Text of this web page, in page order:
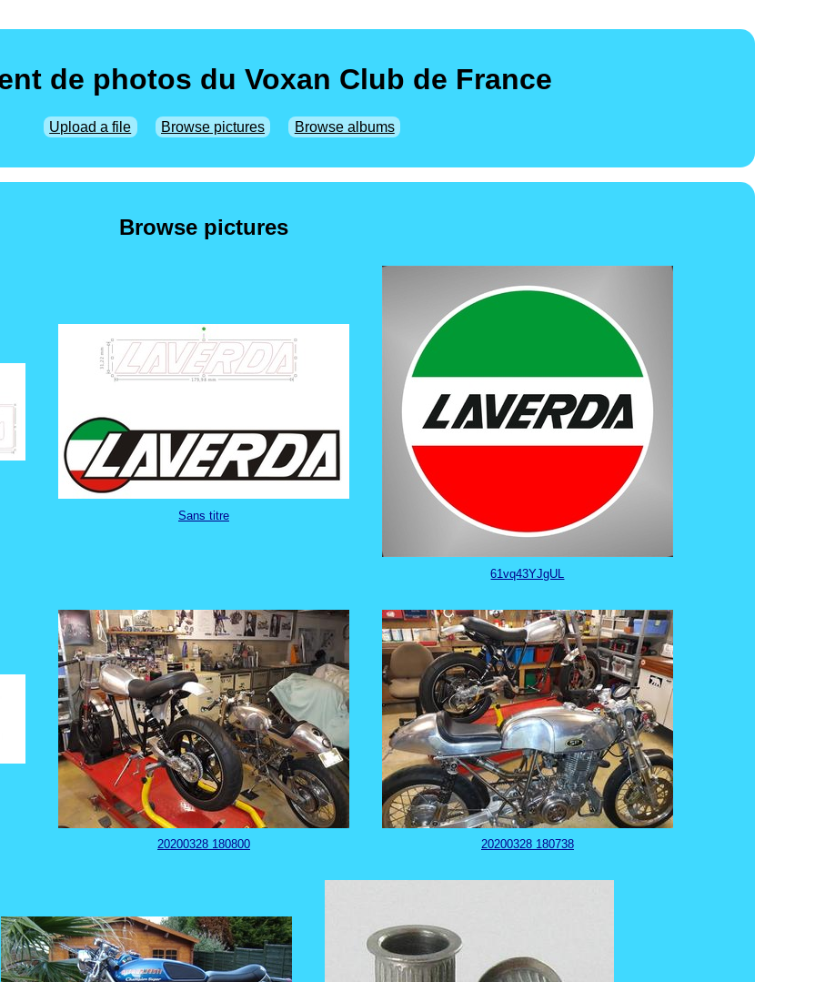
de photos du Voxan Club de France
Upload a file Browse pictures Browse albums
Browse pictures
Sans titre
61vq43YJgUL
20200328 180800 20200328 180738